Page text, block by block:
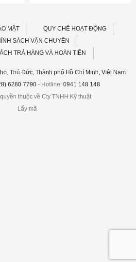
₫
41,950,000 ₫
MẬT
QUY CHẾ HOẠT ĐỘNG
SÁCH VẬN CHUYỂN
TRẢ HÀNG VÀ HOÀN TIỀN
Thủ Đức, Thành phố Hồ Chí Minh, Việt Nam
6280 7790 - Hotline: 0941 148 148
thuộc về Cty TNHH Kỹ thuật
Lấy mã